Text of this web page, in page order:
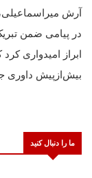
آرش
در پیامی ضمن
ابراز امیدواری
بیش‌ازپیش داوری
ما را دنبال کنید